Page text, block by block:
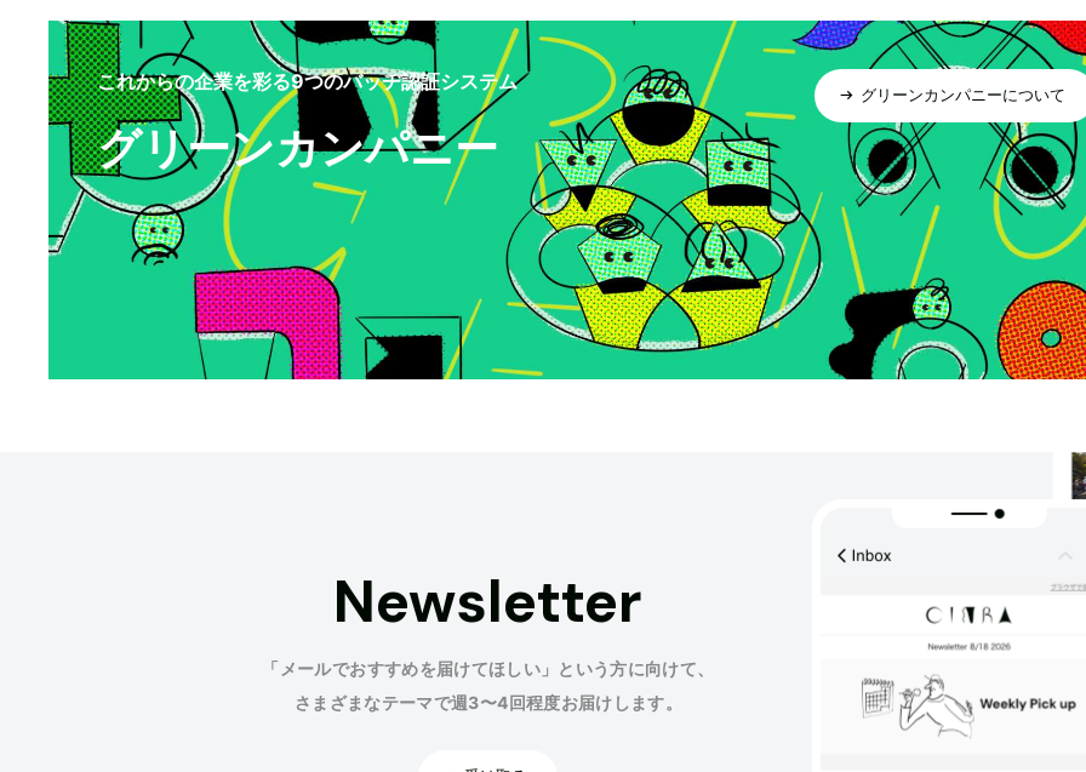
これからの企業を彩る9つのバッヂ認証システム
グリーンカンパニー
グリーンカンパニーについて
Newsletter
「メールでおすすめを届けてほしい」という方に向けて、
さまざまなテーマで週3〜4回程度お届けします。